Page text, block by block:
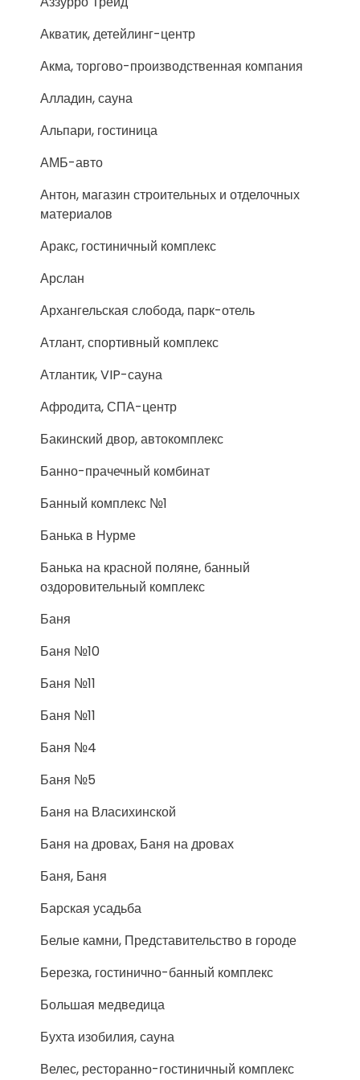
Акватик, детейлинг-центр
Акма, торгово-производственная компания
Алладин, сауна
Альпари, гостиница
АМБ-авто
Антон, магазин строительных и отделочных
материалов
Аракс, гостиничный комплекс
Арслан
Архангельская слобода, парк-отель
Атлант, спортивный комплекс
Атлантик, VIP-сауна
Афродита, СПА-центр
Бакинский двор, автокомплекс
Банно-прачечный комбинат
Банный комплекс №1
Банька в Нурме
Банька на красной поляне, банный
оздоровительный комплекс
Баня
Баня №10
Баня №11
Баня №11
Баня №4
Баня №5
Баня на Власихинской
Баня на дровах, Баня на дровах
Баня, Баня
Барская усадьба
Белые камни, Представительство в городе
Березка, гостинично-банный комплекс
Большая медведица
Бухта изобилия, сауна
Велес, ресторанно-гостиничный комплекс